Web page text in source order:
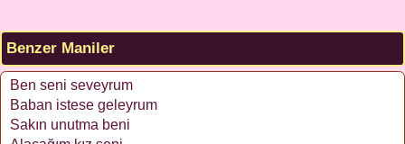
Benzer Maniler
Ben seni seveyrum
Baban istese geleyrum
Sakın unutma beni